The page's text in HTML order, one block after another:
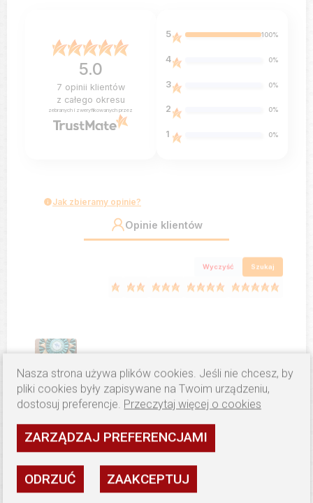
5.0
7 opinii klientów
z całego okresu
zebranych i zweryfikowanych przez
5 100%
4 0%
3 0%
2 0%
1 0%
Jak zbieramy opinie?
Opinie klientów
Wyczyść Szukaj
Jacek i Małgorzata zweryfikowano
5
Rozety są zgodne z zamówieniem, a nawet
ładniejsze. Wspaniała kolorystyka, precyzyjne
wykonanie, elegancki wygląd, bardzo wytrzymałe i
pięknie się prezentują. Dodatkowo kontakt podczas
realizacji bez zarzutu, miły i profesjonalny, będziemy
stałymi klientami!
Nasza strona używa plików cookies. Jeśli nie chcesz, by
pliki cookies były zapisywane na Twoim urządzeniu,
dostosuj preferencje. Przeczytaj więcej o cookies
ZARZĄDZAJ PREFERENCJAMI
ODRZUĆ ZAAKCEPTUJ